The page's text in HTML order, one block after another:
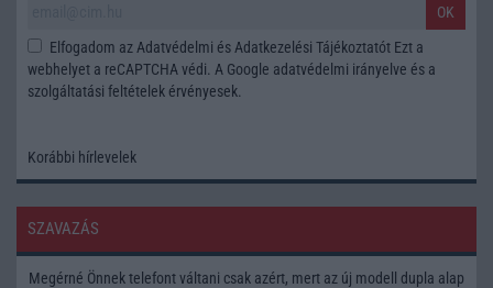
OK
Elfogadom az Adatvédelmi és Adatkezelési Tájékoztatót Ezt a
webhelyet a reCAPTCHA védi. A Google adatvédelmi irányelve és a
szolgáltatási feltételek érvényesek.
Korábbi hírlevelek
SZAVAZÁS
Megérné Önnek telefont váltani csak azért, mert az új modell dupla alap